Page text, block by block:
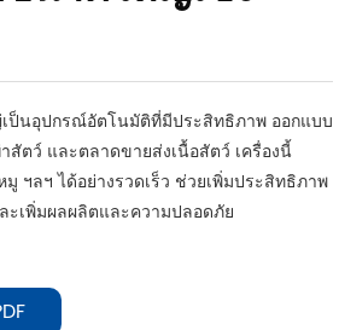
ป็นอุปกรณ์อัตโนมัติที่มีประสิทธิภาพ ออกแบบ
สัตว์ และตลาดขายส่งเนื้อสัตว์ เครื่องนี้
ฯลฯ ได้อย่างรวดเร็ว ช่วยเพิ่มประสิทธิภาพ
เพิ่มผลผลิตและความปลอดภัย